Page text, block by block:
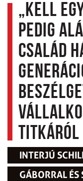
„Kell
pedig
család
titkáról
INTERJÚ
GÁBORRAL ÉS